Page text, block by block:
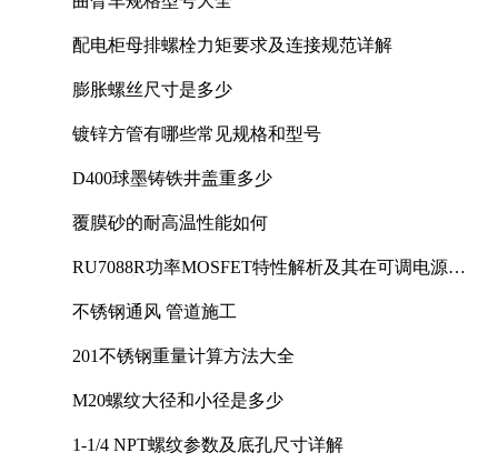
配电柜母排螺栓力矩要求及连接规范详解
膨胀螺丝尺寸是多少
镀锌方管有哪些常见规格和型号
D400球墨铸铁井盖重多少
覆膜砂的耐高温性能如何
RU7088R功率MOSFET特性解析及其在可调电源设
不锈钢通风 管道施工
201不锈钢重量计算方法大全
M20螺纹大径和小径是多少
1-1/4 NPT螺纹参数及底孔尺寸详解